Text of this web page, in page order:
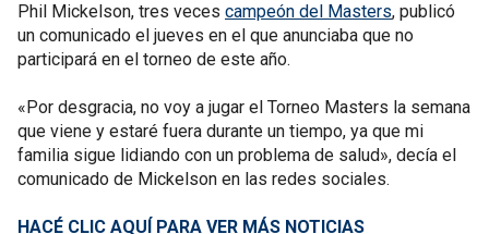
Phil Mickelson, tres veces campeón del Masters, publicó
un comunicado el jueves en el que anunciaba que no
participará en el torneo de este año.
«Por desgracia, no voy a jugar el Torneo Masters la semana
que viene y estaré fuera durante un tiempo, ya que mi
familia sigue lidiando con un problema de salud», decía el
comunicado de Mickelson en las redes sociales.
HACÉ CLIC AQUÍ PARA VER MÁS NOTICIAS